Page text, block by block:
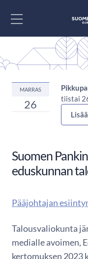
MARRAS
26
tiistai
Suomen
eduskunnan
Pääjohtajan
Talousvaliokunta
medialle avoimen,
kertomuksen 2023